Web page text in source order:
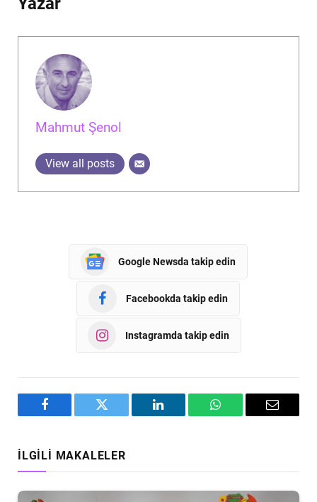
Mahmut Şenol
View all posts
Google Newsda takip edin
Facebookda takip edin
Instagramda takip edin
Facebook Twitter LinkedIn WhatsAppEmail
İLGILI MAKALELER